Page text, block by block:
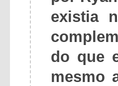
existia
do que
mesmo